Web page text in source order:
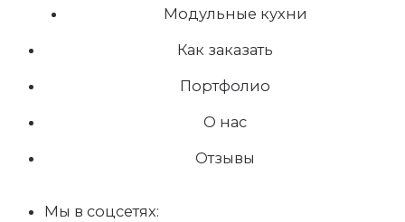
Модульные кухни
Как заказать
Портфолио
О нас
Отзывы
Мы в соцсетях: